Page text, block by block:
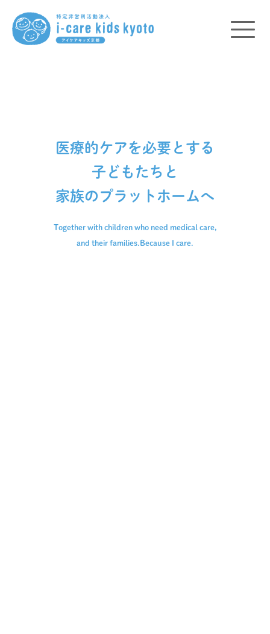
医療的ケアを必要とする
子どもたちと
家族のプラットホームへ
Together with children who need medical care,
and their families.Because I care.